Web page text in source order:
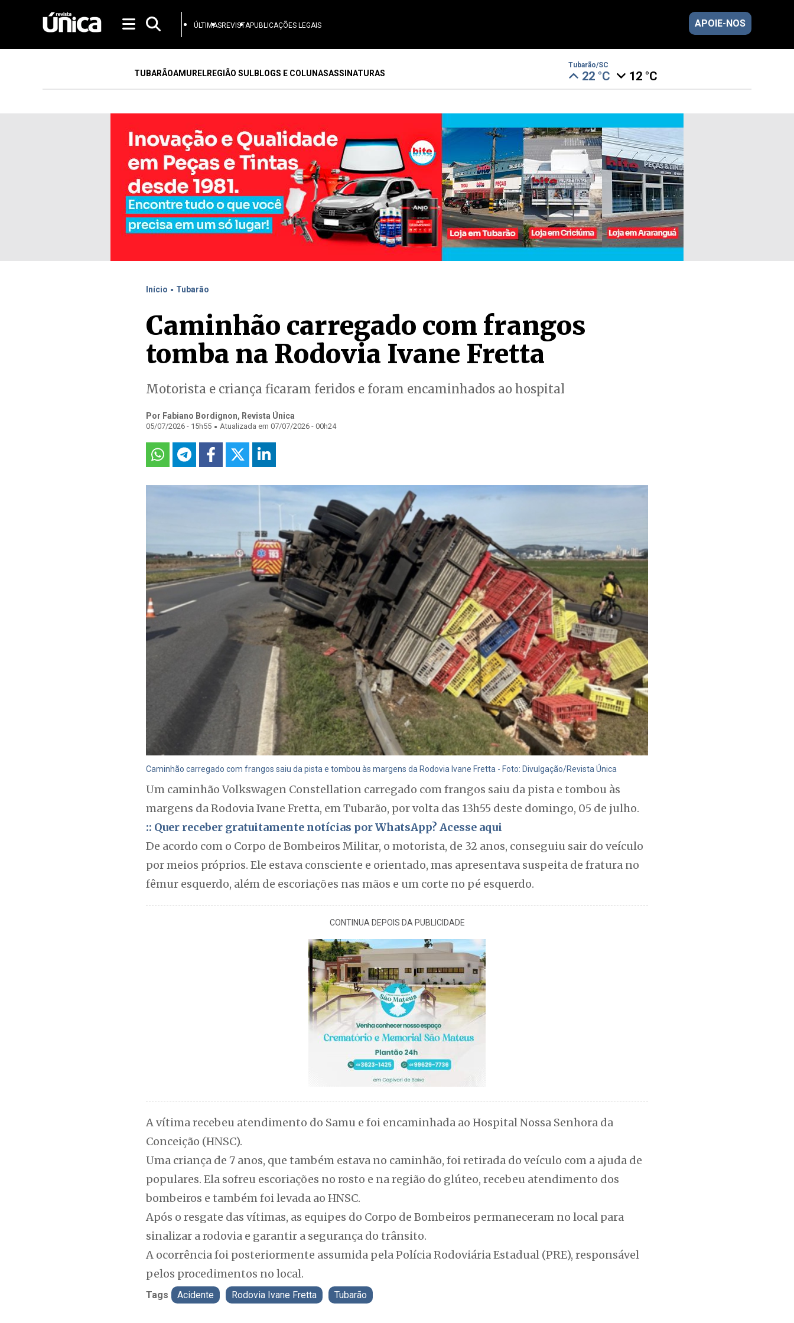
ÚLTIMASREVISTAPUBLICAÇÕES LEGAIS APOIE-NOS
TUBARÃOAMURELREGIÃO SULBLOGS E COLUNASASSINATURAS
Tubarão/SC
22 °C 12 °C
Início . Tubarão
Caminhão carregado com frangos
tomba na Rodovia Ivane Fretta
Motorista e criança ficaram feridos e foram encaminhados ao hospital
Por Fabiano Bordignon, Revista Única
05/07/2026 - 15h55 . Atualizada em 07/07/2026 - 00h24
Caminhão carregado com frangos saiu da pista e tombou às margens da Rodovia Ivane Fretta - Foto: Divulgação/Revista Única
Um caminhão Volkswagen Constellation carregado com frangos saiu da pista e tombou às
margens da Rodovia Ivane Fretta, em Tubarão, por volta das 13h55 deste domingo, 05 de julho.
:: Quer receber gratuitamente notícias por WhatsApp? Acesse aqui
De acordo com o Corpo de Bombeiros Militar, o motorista, de 32 anos, conseguiu sair do veículo
por meios próprios. Ele estava consciente e orientado, mas apresentava suspeita de fratura no
fêmur esquerdo, além de escoriações nas mãos e um corte no pé esquerdo.
CONTINUA DEPOIS DA PUBLICIDADE
A vítima recebeu atendimento do Samu e foi encaminhada ao Hospital Nossa Senhora da
Conceição (HNSC).
Uma criança de 7 anos, que também estava no caminhão, foi retirada do veículo com a ajuda de
populares. Ela sofreu escoriações no rosto e na região do glúteo, recebeu atendimento dos
bombeiros e também foi levada ao HNSC.
Após o resgate das vítimas, as equipes do Corpo de Bombeiros permaneceram no local para
sinalizar a rodovia e garantir a segurança do trânsito.
A ocorrência foi posteriormente assumida pela Polícia Rodoviária Estadual (PRE), responsável
pelos procedimentos no local.
Tags Acidente Rodovia Ivane Fretta Tubarão